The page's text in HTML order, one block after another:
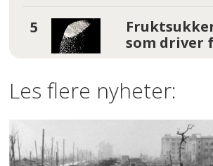
som driver
Les flere nyheter: